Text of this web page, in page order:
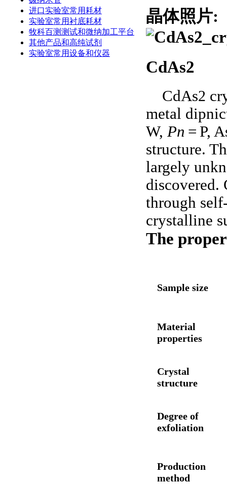
进口实验室常用耗材
实验室常用衬底耗材
牧科百测测试和微纳加工平台
其他产品和高纯试剂
实验室常用设备和仪器
晶体照片:
CdAs2
CdAs2
metal
W, Pn = P,
structure.
largely
discovered.
through
crystalline
The
Sample size
Material
properties
Crystal
structure
Degree of
exfoliation
Production
method